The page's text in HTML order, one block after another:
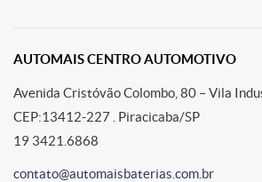
AUTOMAIS CENTRO AUTOMOTIVO
Avenida Cristóvão Colombo, 80 – Vila
CEP:13412-227 . Piracicaba/SP
19 3421.6868
contato@automaisbaterias.com.br